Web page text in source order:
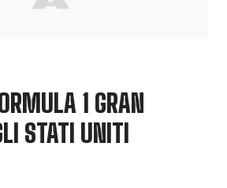
1 GRAN
STATI UNITI